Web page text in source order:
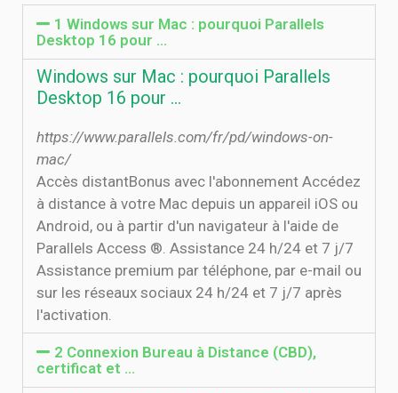
1 Windows sur Mac : pourquoi Parallels
Desktop 16 pour …
Windows sur Mac : pourquoi Parallels
Desktop 16 pour …
https://www.parallels.com/fr/pd/windows-on-
mac/
Accès distantBonus avec l'abonnement Accédez
à distance à votre Mac depuis un appareil iOS ou
Android, ou à partir d'un navigateur à l'aide de
Parallels Access ®. Assistance 24 h/24 et 7 j/7
Assistance premium par téléphone, par e-mail ou
sur les réseaux sociaux 24 h/24 et 7 j/7 après
l'activation.
2 Connexion Bureau à Distance (CBD),
certificat et …